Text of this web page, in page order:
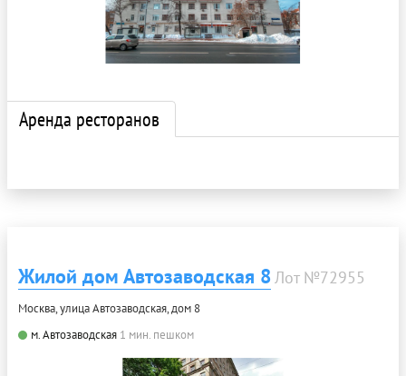
Аренда ресторанов
Жилой дом Автозаводская 8Лот №72955
Москва, улица Автозаводская, дом 8
м. Автозаводская 1 мин. пешком